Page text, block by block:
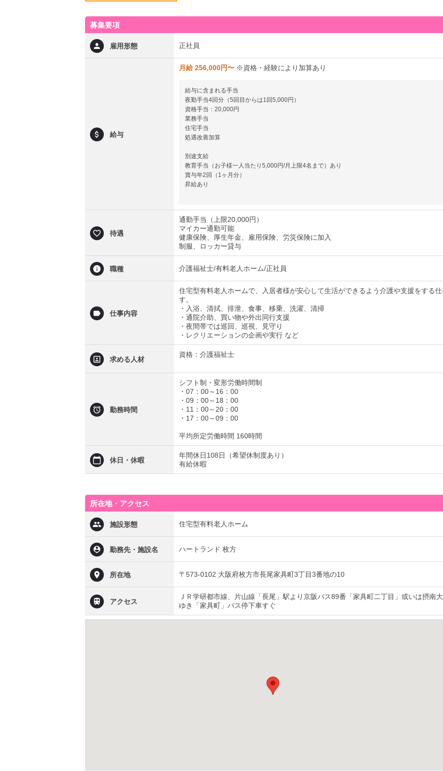
募集要項
雇用形態 正社員
給与
月給 256,000円〜 ※資格・経験により加算あり
給与に含まれる手当
夜勤手当4回分（5回目からは1回5,000円）
資格手当：20,000円
業務手当
住宅手当
処遇改善加算
別途支給
教育手当（お子様一人当たり5,000円/月上限4名まで）あり
賞与年2回（1ヶ月分）
昇給あり
待遇
通勤手当（上限20,000円）
マイカー通勤可能
健康保険、厚生年金、雇用保険、労災保険に加入
制服、ロッカー貸与
職種 介護福祉士/有料老人ホーム/正社員
仕事内容
住宅型有料老人ホームで、入居者様が安心して生活ができるよう介護や支援をする
す。
・入浴、清拭、排泄、食事、移乗、洗濯、清掃
・通院介助、買い物や外出同行支援
・夜間帯では巡回、巡視、見守り
・レクリエーションの企画や実行 など
求める人材
資格：介護福祉士
勤務時間
シフト制・変形労働時間制
・07：00～16：00
・09：00～18：00
・11：00～20：00
・17：00～09：00
平均所定労働時間 160時間
休日・休暇
年間休日108日（希望休制度あり）
有給休暇
所在地・アクセス
施設形態 住宅型有料老人ホーム
勤務先・施設名 ハートランド 枚方
所在地 〒573-0102 大阪府枚方市長尾家具町3丁目3番地の10
アクセス
ＪＲ学研都市線、片山線「長尾」駅より京阪バス89番「家具町二丁目」或いは摂南
ゆき「家具町」バス停下車すぐ